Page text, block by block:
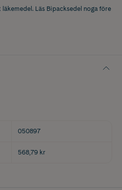
Läs Bipacksedel noga före
050897
568,79 kr